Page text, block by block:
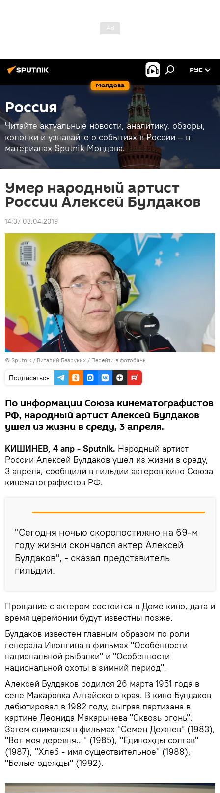
Молдова
РУС
Россия
Читайте актуальные новости, аналитику, обзоры,
колонки и узнавайте о событиях в России – в
материалах Sputnik Молдова.
Умер народный артист
России Алексей Булдаков
14:37 03.04.2019
© Sputnik / Виталий Безруких / Перейти в фотобанк
Подписаться
По информации Союза кинематографистов
РФ, народный артист Алексей Булдаков
ушел из жизни в среду, 3 апреля.
КИШИНЕВ, 4 апр - Sputnik. Народный артист
России Алексей Булдаков ушел из жизни в среду,
3 апреля, сообщили в гильдии актеров кино Союза
кинематографистов РФ.
"Сегодня ночью скоропостижно на 69-м
году жизни скончался актер Алексей
Булдаков", - сказал представитель
гильдии.
Прощание с актером состоится в Доме кино, дата и
время церемонии будут известны позже.
Булдаков известен главным образом по роли
генерала Иволгина в фильмах "Особенности
национальной рыбалки" и "Особенности
национальной охоты в зимний период".
Алексей Булдаков родился 26 марта 1951 года в
селе Макаровка Алтайского края. В кино Булдаков
дебютировал в 1982 году, сыграв партизана в
картине Леонида Макарычева "Сквозь огонь".
Затем снимался в фильмах "Семен Дежнев" (1983),
"Вот моя деревня..." (1985), "Единожды солгав"
(1987), "Хлеб - имя существительное" (1988),
"Белые одежды" (1992).